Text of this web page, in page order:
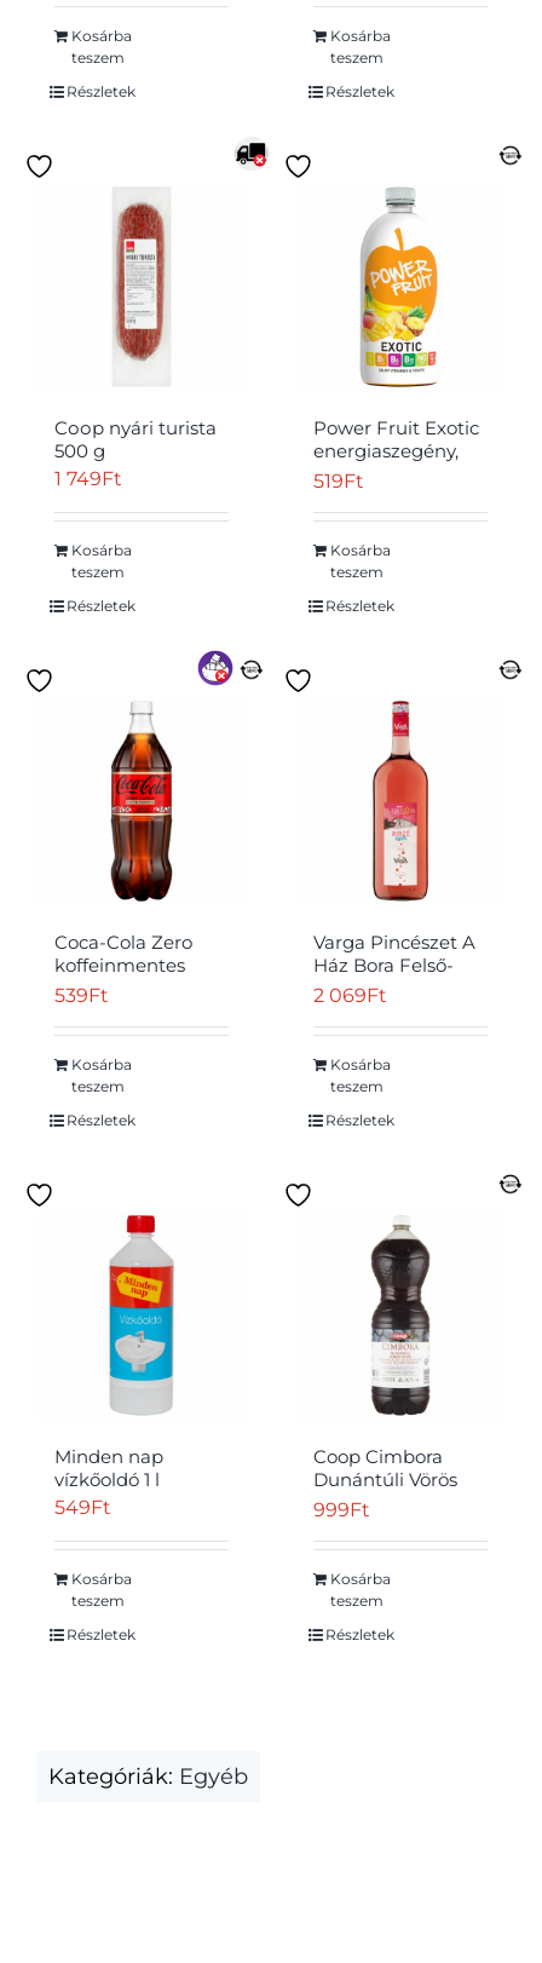
Szárnyas Betét x
10]Kosárba
teszem
Részletek
Kosárba
teszem
Részletek
Cоор nyári turista
500 g
1 749Ft
Kosárba
teszem
Részletek
Power Fruit Exotic
energiaszegény,
vegyesgyümölcs
édesítőszerekkel
750 ml
519Ft
Kosárba
teszem
Részletek
Coca-Cola Zero
koffeinmentes
colaízű
szénsavas üdítőital
édesítőszerekkel 1 l
539Ft
Kosárba
teszem
Részletek
Varga Pincészet A
Ház Bora Felső-
Magyarországi
szénsavas rozé
tájbor 12% 1,5 l
2 069Ft
Kosárba
teszem
Részletek
Minden nap
vízkőoldó 1 l
549Ft
Kosárba
teszem
Részletek
Coop Cimbora
Dunántúli Vörös
Cuvée félédes
999Ft
Kosárba
teszem
Részletek
Kategóriák: Egyéb